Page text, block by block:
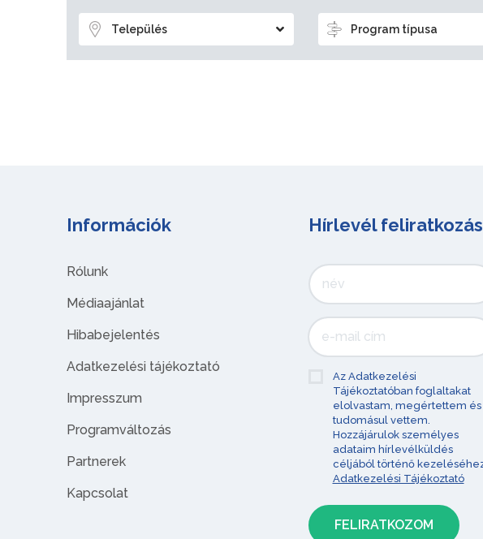
Település Program típusa
Információk
Rólunk
Médiaajánlat
Hibabejelentés
Adatkezelési tájékoztató
Impresszum
Programváltozás
Partnerek
Kapcsolat
Hírlevél feliratkozás
Az Adatkezelési
Tájékoztatóban foglaltakat
elolvastam, megértettem és
tudomásul vettem.
Hozzájárulok személyes
adataim hírlevélküldés
céljából történő
Adatkezelési Tájékoztató